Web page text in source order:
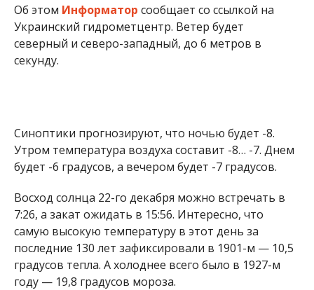
Об этом Информатор сообщает со ссылкой на
Украинский гидрометцентр. Ветер будет
северный и северо-западный, до 6 метров в
секунду.
Синоптики прогнозируют, что ночью будет -8.
Утром температура воздуха составит -8… -7. Днем
будет -6 градусов, а вечером будет -7 градусов.
Восход солнца 22-го декабря можно встречать в
7:26, а закат ожидать в 15:56. Интересно, что
самую высокую температуру в этот день за
последние 130 лет зафиксировали в 1901-м — 10,5
градусов тепла. А холоднее всего было в 1927-м
году — 19,8 градусов мороза.